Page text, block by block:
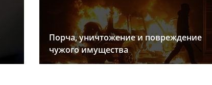
Порча, уничтожение и повреждение
чужого имущества